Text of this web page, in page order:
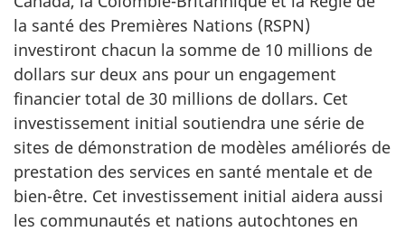
la santé des Premières Nations (RSPN)
investiront chacun la somme de 10 millions de
dollars sur deux ans pour un engagement
financier total de 30 millions de dollars. Cet
investissement initial soutiendra une série de
sites de démonstration de modèles améliorés de
prestation des services en santé mentale et de
bien-être. Cet investissement initial aidera aussi
les communautés et nations autochtones en